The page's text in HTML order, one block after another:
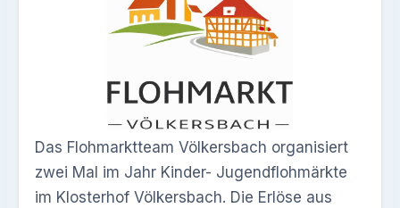
Das Flohmarktteam Völkersbach organisiert
zwei Mal im Jahr Kinder- Jugendflohmärkte
im Klosterhof Völkersbach. Die Erlöse aus